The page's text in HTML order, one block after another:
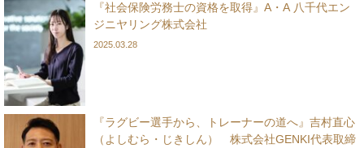
『社会保険労務士の資格を取得』A・A 八千代エン
ジニヤリング株式会社
2025.03.28
『ラグビー選手から、トレーナーの道へ』吉村直心
（よしむら・じきしん） 株式会社GENKI代表取締